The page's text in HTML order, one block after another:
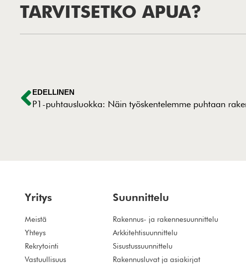
TARVITSETKO APUA?
EDELLINEN
Yritys
Meistä
Yhteys
Rekrytointi
Vastuullisuus
Suunnittelu
Rakennus- ja rakennesuunnittelu
Arkkitehtisuunnittelu
Sisustussuunnittelu
Rakennusluvat ja asiakirjat